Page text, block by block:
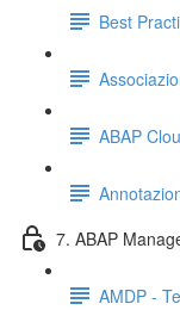
Best
ABAP
7. ABAP
AMDP -